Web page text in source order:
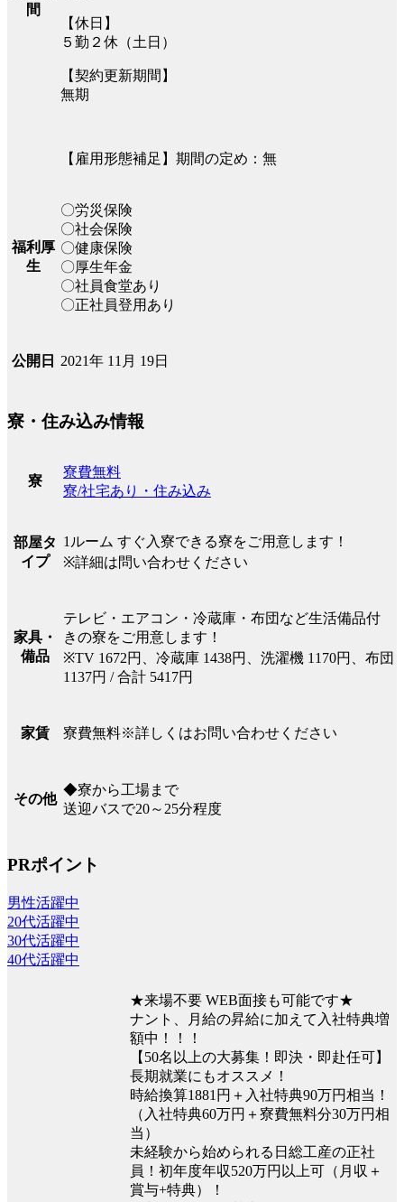
間
【休日】
５勤２休（土日）
【契約更新期間】
無期
【雇用形態補足】期間の定め：無
福利厚
生
〇労災保険
〇社会保険
〇健康保険
〇厚生年金
〇社員食堂あり
〇正社員登用あり
公開日 2021年 11月 19日
寮・住み込み情報
寮
寮費無料
寮/社宅あり・住み込み
部屋タ
イプ
1ルーム すぐ入寮できる寮をご用意します！
※詳細は問い合わせください
家具・
備品
テレビ・エアコン・冷蔵庫・布団など生活備品付
きの寮をご用意します！
※TV 1672円、冷蔵庫 1438円、洗濯機 1170円、布団
1137円 / 合計 5417円
家賃 寮費無料※詳しくはお問い合わせください
その他
◆寮から工場まで
送迎バスで20～25分程度
PRポイント
男性活躍中
20代活躍中
30代活躍中
40代活躍中
★来場不要 WEB面接も可能です★
ナント、月給の昇給に加えて入社特典増
額中！！！
【50名以上の大募集！即決・即赴任可】
長期就業にもオススメ！
時給換算1881円＋入社特典90万円相当！
（入社特典60万円＋寮費無料分30万円相
当）
未経験から始められる日総工産の正社
員！初年度年収520万円以上可（月収＋
賞与+特典）！